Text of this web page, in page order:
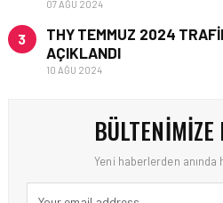
07 AĞU 2024
3
THY TEMMUZ 2024
AÇIKLANDI
10 AĞU 2024
Yeni haberlerden anında